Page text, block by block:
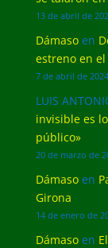
13 de abril de
Dámasoen
estreno en
7 de abril de 2024
LUIS
invisible es
público»
20 de marzo de
Dámasoen
Girona
14 de enero de
Dámasoen